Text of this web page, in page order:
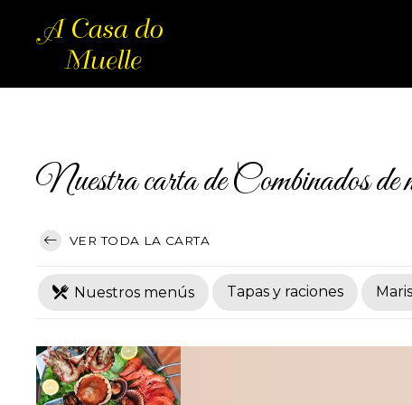
Nuestra carta de Combinados de
VER TODA LA CARTA
Nuestros menús Tapas y raciones